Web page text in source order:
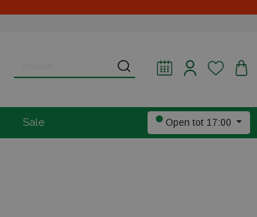
Sale Open tot 17:00